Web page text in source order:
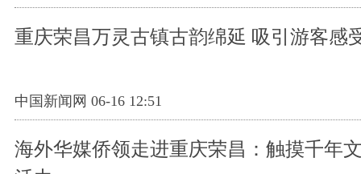
重庆荣昌万灵古镇古韵绵延 吸引游客感
中国新闻网 06-16 12:51
海外华媒侨领走进重庆荣昌：触摸千年